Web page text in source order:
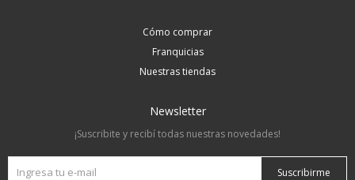
Cómo comprar
Franquicias
Nuestras tiendas
Newsletter
¡Suscribite y recibí todas nuestras novedades!
Suscribirme